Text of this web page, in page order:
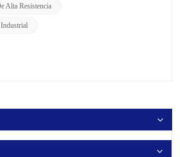
Alta Resistencia
Industrial